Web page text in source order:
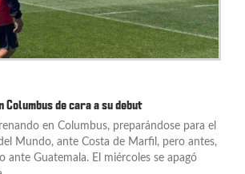
Columbus de cara a su debut
en Columbus, preparándose para el
Mundo, ante Costa de Marfil, pero antes,
ante Guatemala. El miércoles se apagó